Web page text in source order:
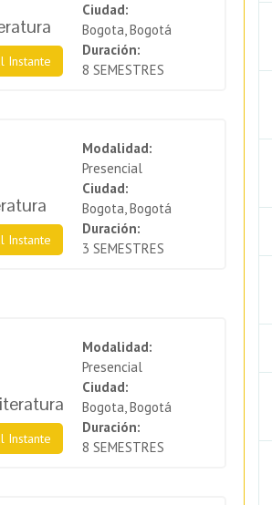
Instante
Ciudad:
Bogota, Bogotá
Duración:
8 SEMESTRES
Instante
Modalidad:
Presencial
Ciudad:
Bogota, Bogotá
Duración:
3 SEMESTRES
Instante
Modalidad:
Presencial
Ciudad:
Bogota, Bogotá
Duración:
8 SEMESTRES